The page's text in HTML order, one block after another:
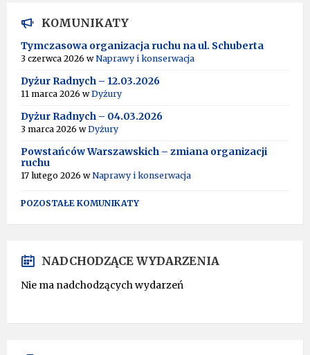
KOMUNIKATY
Tymczasowa organizacja ruchu na ul. Schuberta
3 czerwca 2026 wNaprawy i konserwacja
Dyżur Radnych – 12.03.2026
11 marca 2026 wDyżury
Dyżur Radnych – 04.03.2026
3 marca 2026 wDyżury
Powstańców Warszawskich – zmiana organizacji
ruchu
17 lutego 2026 wNaprawy i konserwacja
POZOSTAŁE KOMUNIKATY
NADCHODZĄCE WYDARZENIA
Nie ma nadchodzących wydarzeń